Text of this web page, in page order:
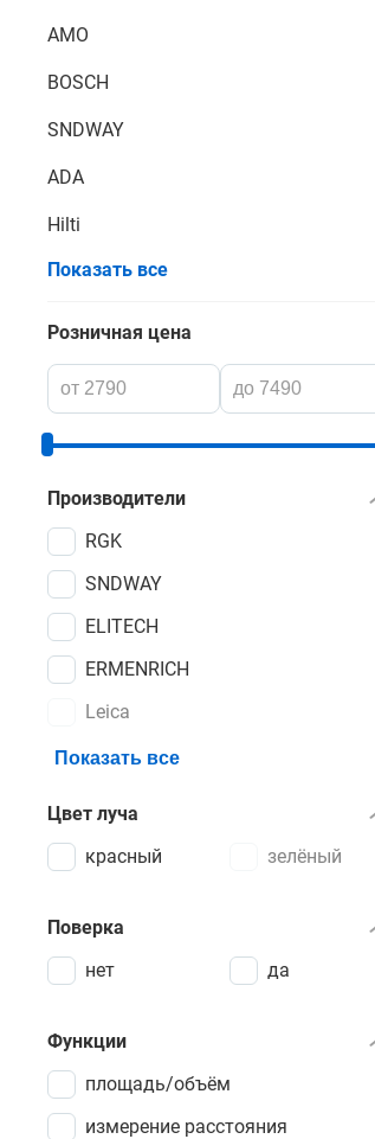
AMO
BOSCH
SNDWAY
ADA
Hilti
Показать все
Розничная цена
Производители
RGK
SNDWAY
ELITECH
ERMENRICH
Leica
Показать все
Цвет луча
красный
зелёный
Поверка
нет
да
Функции
площадь/объём
измерение расстояния